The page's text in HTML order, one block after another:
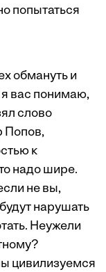
попытаться
обмануть и
я вас понимаю,
слово
Попов,
к
надо шире.
не вы,
нарушать
Неужели
цивилизуемся